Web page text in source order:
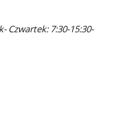
Czwartek: 7:30-15:30-